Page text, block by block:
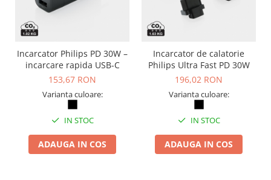
Incarcator Philips PD 30W –
incarcare rapida USB-C
153,67 RON
Varianta culoare:
IN STOC
ADAUGA IN COS
Incarcator de calatorie
Philips Ultra Fast PD 30W
196,02 RON
Varianta culoare:
IN STOC
ADAUGA IN COS